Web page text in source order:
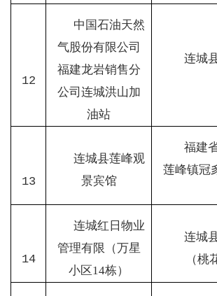
12
中国石油天然
气股份有限公司
福建龙岩销售分
公司连城洪山加
油站
连城
13
连城县莲峰观
景宾馆
福建
莲峰镇冠
14
连城红日物业
管理有限（万星
小区 14栋）
连城
（桃